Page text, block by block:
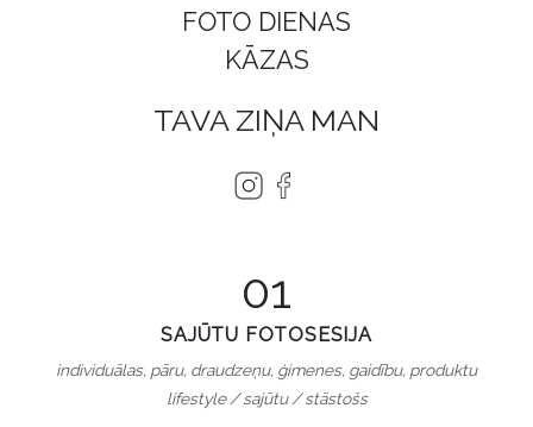
FOTO DIENAS
KĀZAS
TAVA ZIŅA MAN
01
SAJŪTU FOTOSESIJA
individuālas, pāru, draudzeņu, ģimenes, gaidību, produktu
lifestyle / sajūtu / stāstošs